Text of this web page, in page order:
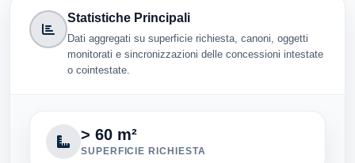
Statistiche Principali
Dati aggregati su superficie richiesta, canoni, oggetti
monitorati e sincronizzazioni delle concessioni intestate
o cointestate.
> 60 m²
SUPERFICIE RICHIESTA